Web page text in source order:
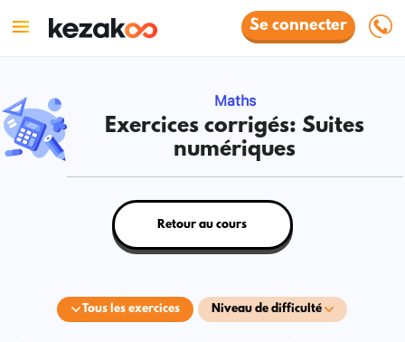
Se connecter
Maths
Exercices corrigés: Suites
numériques
Tous les exercices Niveau de difficulté
Retour au cours